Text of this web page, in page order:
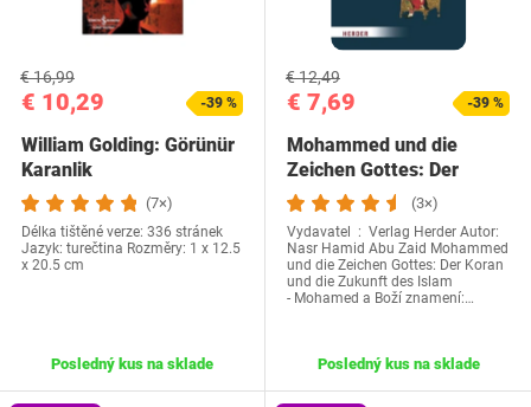
€ 10,29
€ 16,99
-39 %
William Golding: Görünür
Karanlik
(7×)
Délka tištěné verze: 336 stránek
Jazyk: turečtina Rozměry: 1 x 12.5
x 20.5 cm
Posledný kus na sklade
€ 7,69
€ 12,49
-39 %
Mohammed und die
Zeichen Gottes: Der
Koran
(3×)
Vydavatel ‏ : ‎ Verlag Herder Autor:
Nasr Hamid Abu Zaid Mohammed
und die Zeichen Gottes: Der Koran
und die Zukunft des Islam
- Mohamed a Boží znamení:…
Posledný kus na sklade